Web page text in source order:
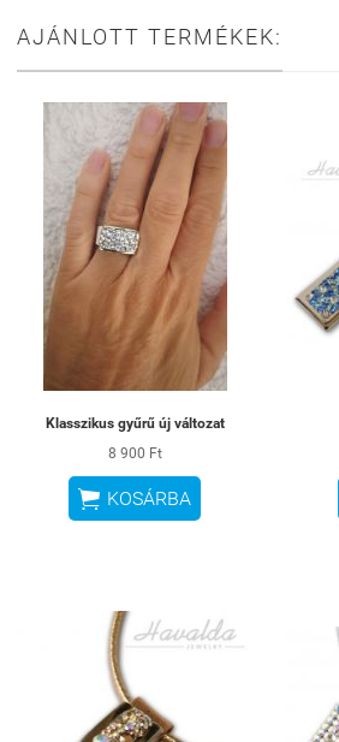
AJÁNLOTT TERMÉKEK:
Klasszikus gyűrű új változat
8 900 Ft
 KOSÁRBA